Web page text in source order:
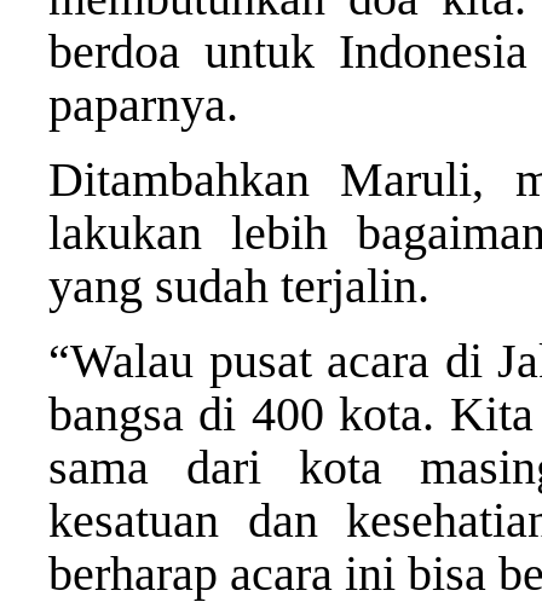
berdoa untuk
paparnya.
Ditambahkan Maruli,
lakukan lebih
yang sudah terjalin.
“Walau pusat acara di
bangsa di 400 kota.
sama dari kota
kesatuan dan
berharap acara ini bisa